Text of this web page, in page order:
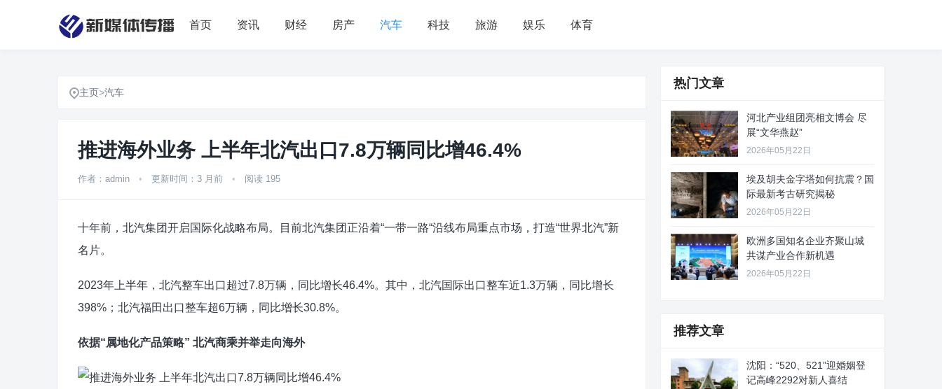
首页 资讯 财经 房产 汽车 科技 旅游 娱乐 体育
主页>汽车
推进海外业务 上半年北汽出口7.8万辆同比增46.4%
作者：admin • 更新时间：3 月前 • 阅读 195
十年前，北汽集团开启国际化战略布局。目前北汽集团正沿着“一带一路“沿线布局重点市场，打造“世界北汽”新
名片。
2023年上半年，北汽整车出口超过7.8万辆，同比增长46.4%。其中，北汽国际出口整车近1.3万辆，同比增长
398%；北汽福田出口整车超6万辆，同比增长30.8%。
依据“属地化产品策略” 北汽商乘并举走向海外
热门文章
河北产业组团亮相文博会 尽
展“文华燕赵”
2026年05月22日
埃及胡夫金字塔如何抗震？国
际最新考古研究揭秘
2026年05月22日
欧洲多国知名企业齐聚山城
共谋产业合作新机遇
2026年05月22日
推荐文章
沈阳：“520、521”迎婚姻登
记高峰2292对新人喜结